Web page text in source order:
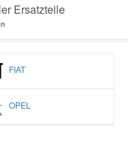
Ersatzteile
FIAT
OPEL